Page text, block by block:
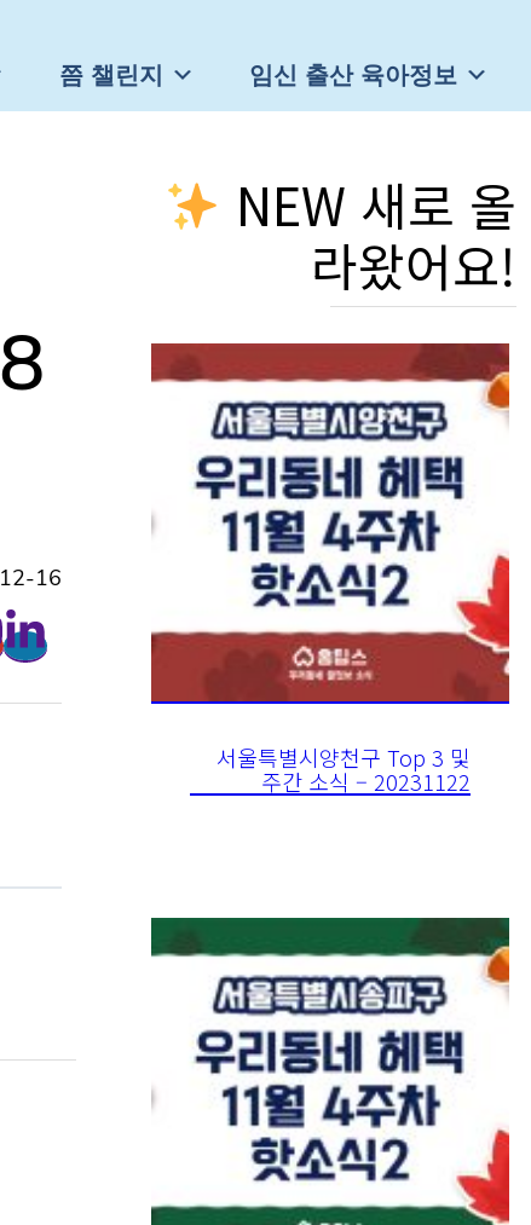
쯤 챌린지 임신 출산 육아정보
16
NEW 새로 올
라왔어요!
서울특별시양천구 Top 3 및
주간 소식 – 20231122